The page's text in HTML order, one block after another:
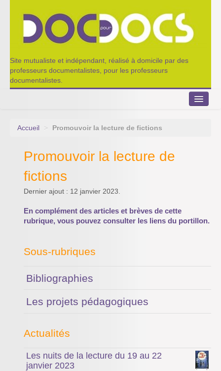
Site mutualiste et indépendant, réalisé à domicile par des
professeurs documentalistes, pour les professeurs
documentalistes.
Agenda 2022-2023
Appel à contribution
Nos outils de partage
Qui sommes-nous ?
Accueil > Promouvoir la lecture de fictions
Promouvoir la lecture de
fictions
Dernier ajout : 12 janvier 2023.
En complément des articles et brèves de cette
rubrique, vous pouvez consulter les liens du portillon.
Sous-rubriques
Bibliographies
Les projets pédagogiques
Actualités
Les nuits de la lecture du 19 au 22
janvier 2023